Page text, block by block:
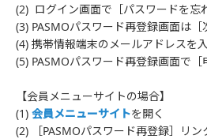
(2) ログイン画面で［パスワードを忘
(3) PASMOパスワード再登録画面は
(4) 携帯情報端末のメールアドレスを
(5) PASMOパスワード再登録画面で
【会員メニューサイトの場合】
(1) 会員メニューサイトを開く
(2) ［PASMOパスワード再登録］リン